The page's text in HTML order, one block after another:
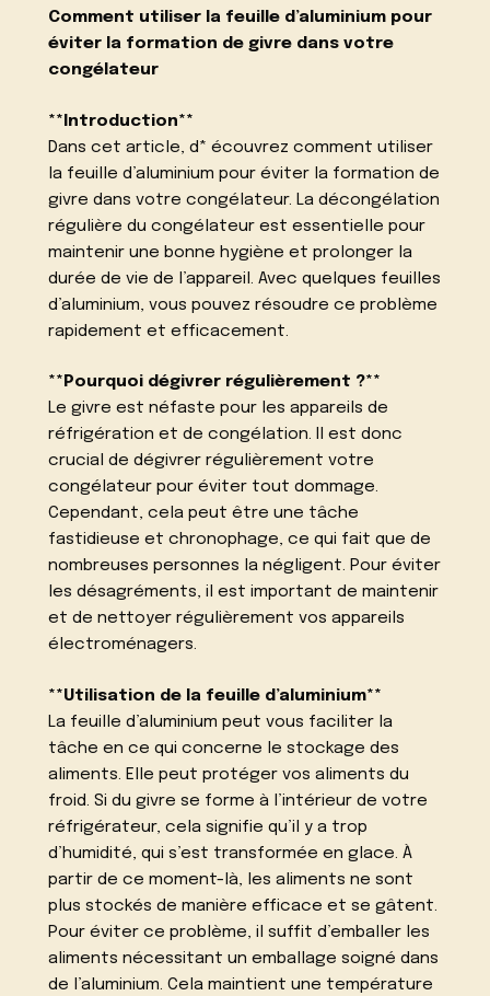
Comment utiliser la feuille d’aluminium pour
éviter la formation de givre dans votre
congélateur
**Introduction**
Dans cet article, d* écouvrez comment utiliser
la feuille d’aluminium pour éviter la formation de
givre dans votre congélateur. La décongélation
régulière du congélateur est essentielle pour
maintenir une bonne hygiène et prolonger la
durée de vie de l’appareil. Avec quelques feuilles
d’aluminium, vous pouvez résoudre ce problème
rapidement et efficacement.
**Pourquoi dégivrer régulièrement ?**
Le givre est néfaste pour les appareils de
réfrigération et de congélation. Il est donc
crucial de dégivrer régulièrement votre
congélateur pour éviter tout dommage.
Cependant, cela peut être une tâche
fastidieuse et chronophage, ce qui fait que de
nombreuses personnes la négligent. Pour éviter
les désagréments, il est important de maintenir
et de nettoyer régulièrement vos appareils
électroménagers.
**Utilisation de la feuille d’aluminium**
La feuille d’aluminium peut vous faciliter la
tâche en ce qui concerne le stockage des
aliments. Elle peut protéger vos aliments du
froid. Si du givre se forme à l’intérieur de votre
réfrigérateur, cela signifie qu’il y a trop
d’humidité, qui s’est transformée en glace. À
partir de ce moment-là, les aliments ne sont
plus stockés de manière efficace et se gâtent.
Pour éviter ce problème, il suffit d’emballer les
aliments nécessitant un emballage soigné dans
de l’aluminium. Cela maintient une température